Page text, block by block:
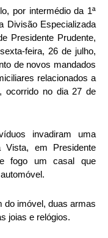
por intermédio da 1ª
Divisão Especializada
Presidente Prudente,
feira, 26 de julho,
de novos mandados
relacionados a
ocorrido no dia 27 de
invadiram uma
Vista, em Presidente
fogo um casal que
do imóvel, duas armas
joias e relógios.